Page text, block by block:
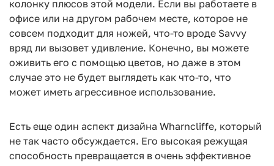
колонку плюсов этой модели. Если вы работаете в
офисе или на другом рабочем месте, которое не
совсем подходит для ножей, что-то вроде Savvy
вряд ли вызовет удивление. Конечно, вы можете
оживить его с помощью цветов, но даже в этом
случае это не будет выглядеть как что-то, что
может иметь агрессивное использование.
Есть еще один аспект дизайна Wharncliffe, который
не так часто обсуждается. Его высокая режущая
способность превращается в очень эффективное